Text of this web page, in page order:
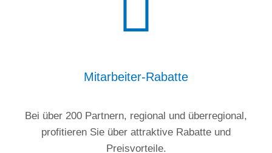
Mitarbeiter-Rabatte
Bei über 200 Partnern, regional und überregional,
profitieren Sie über attraktive Rabatte und
Preisvorteile.